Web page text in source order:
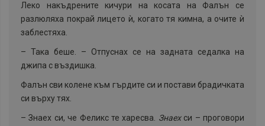
Леко накъдрените кичури на косата на Фалън се
разлюляха покрай лицето ѝ, когато тя кимна, а очите ѝ
заблестяха.
– Така беше. – Отпуснах се на задната седалка на
джипа с въздишка.
Фалън сви колене към гърдите си и постави брадичката
си върху тях.
–Знаех си, че Феликс те харесва. Знаехси – проговори